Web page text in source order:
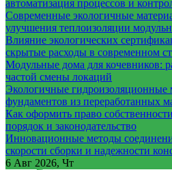
автоматизация процессов и
Современные экологичные
улучшения теплоизоляции
Влияние экологических
скрытые расходы в современном
Модульные дома для кочевников:
частой смены локаций
Экологичные
фундаментов из переработанных
Как оформить право
порядок и законодательство
Инновационные методы
скорости сборки и надежности
6 Авг 2026, Чт